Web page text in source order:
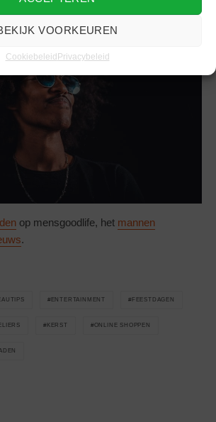
VOORKEUREN
CookiebeleidPrivacybeleid
op mensgoodlife, het mannen
.
ENTERTAINMENT FEESTDAGEN
KERST ONLINE SHOPPEN